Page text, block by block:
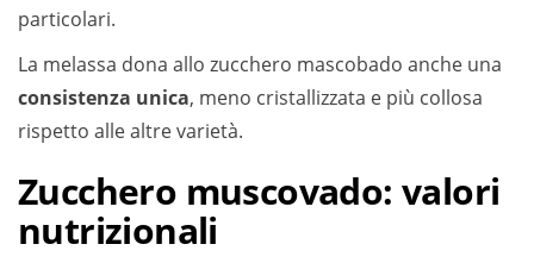
particolari.
La melassa dona allo zucchero mascobado anche una
consistenza unica, meno cristallizzata e più collosa
rispetto alle altre varietà.
Zucchero muscovado: valori
nutrizionali